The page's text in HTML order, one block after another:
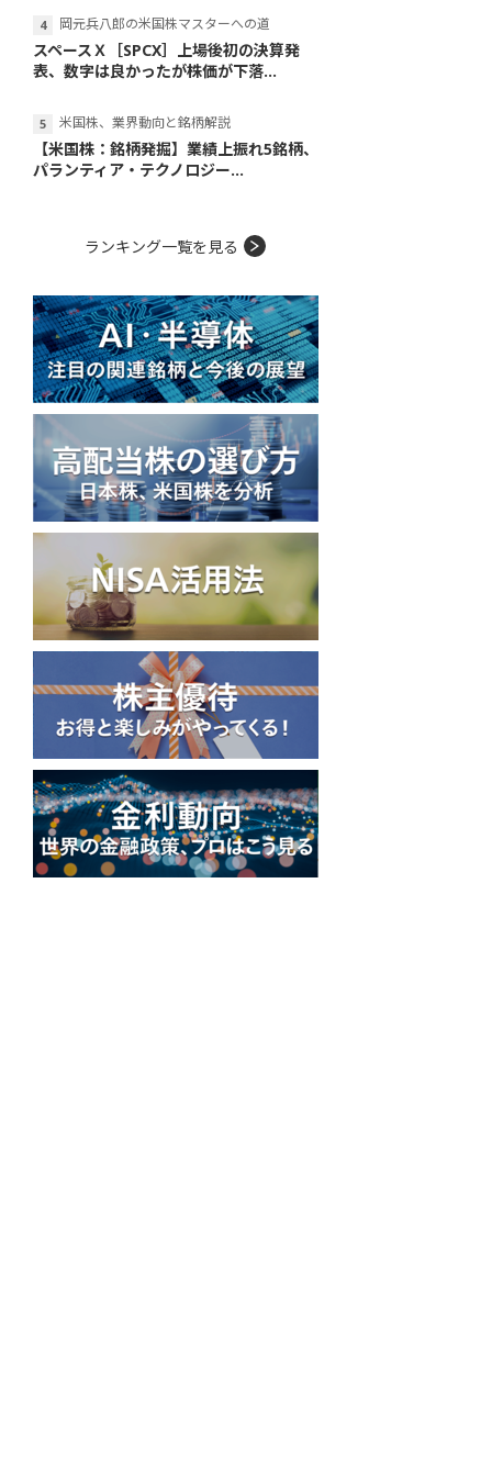
岡元兵八郎の米国株マスターへの道
スペースＸ［SPCX］上場後初の決算発
表、数字は良かったが株価が下落...
米国株、業界動向と銘柄解説
【米国株：銘柄発掘】業績上振れ5銘柄、
パランティア・テクノロジー...
ランキング一覧を見る